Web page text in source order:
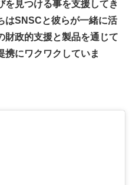
を見つける事を支援してき
はSNSCと彼らが一緒に活
財政的支援と製品を通じて
携にワクワクしていま